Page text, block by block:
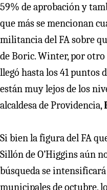
59% de aprobación y
que más se mencionan
militancia del FA sobre
de Boric. Winter, por
llegó hasta los 41 puntos
están muy lejos de los
alcaldesa de Providencia,
Si bien la figura del FA
Sillón de O’Higgins aún
búsqueda se
municipales de octubre,